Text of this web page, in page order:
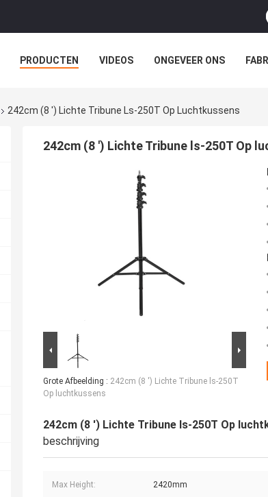
PRODUCTEN VIDEOS ONGEVEER ONS
242cm (8 ') Lichte Tribune Ls-250T Op Luchtkussens
242cm (8 ') Lichte Tribune ls-250T Op
Grote Afbeelding : 242cm (8 ') Lichte Tribune ls-250T
Op luchtkussens
242cm (8 ') Lichte Tribune ls-250T Op
beschrijving
Max Height: 2420mm